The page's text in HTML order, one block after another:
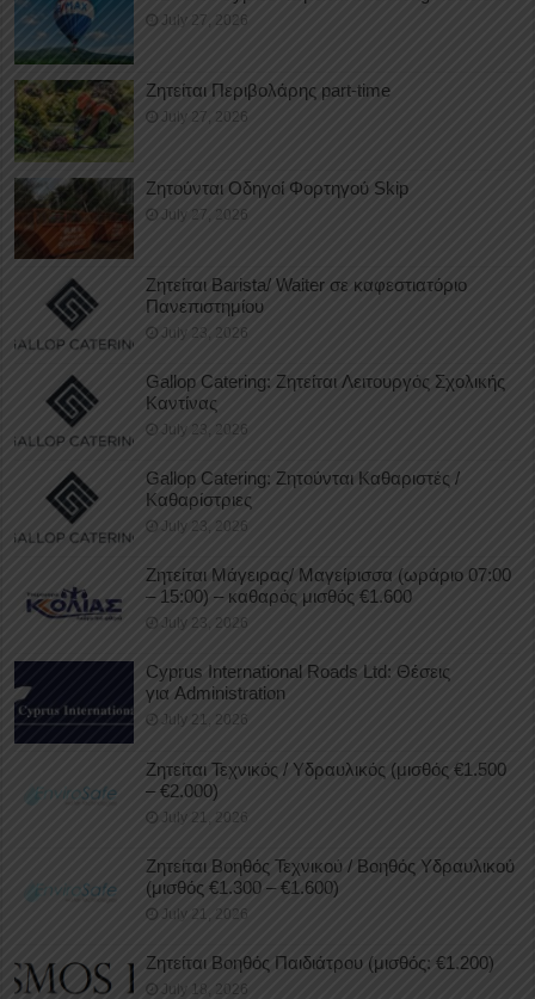
July 27, 2026
Ζητείται Περιβολάρης part-time
July 27, 2026
Ζητούνται Οδηγοί Φορτηγού Skip
July 27, 2026
Ζητείται Barista/ Waiter σε καφεστιατόριο
Πανεπιστημίου
July 23, 2026
Gallop Catering: Ζητείται Λειτουργός Σχολικής
Καντίνας
July 23, 2026
Gallop Catering: Ζητούνται Καθαριστές /
Καθαρίστριες
July 23, 2026
Ζητείται Μάγειρας/ Μαγείρισσα (ωράριο 07:00
– 15:00) – καθαρός μισθός €1.600
July 23, 2026
Cyprus International Roads Ltd: Θέσεις
για Administration
July 21, 2026
Ζητείται Τεχνικός / Υδραυλικός (μισθός €1.500
– €2.000)
July 21, 2026
Ζητείται Βοηθός Τεχνικού / Βοηθός Υδραυλικού
(μισθός €1.300 – €1.600)
July 21, 2026
Ζητείται Βοηθός Παιδιάτρου (μισθός: €1.200)
July 18, 2026